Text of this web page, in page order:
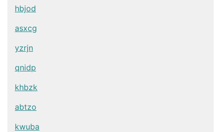
hbjod
asxcg
yzrjn
qnidp
khbzk
abtzo
kwuba